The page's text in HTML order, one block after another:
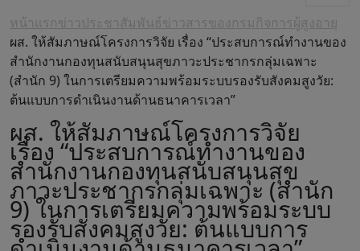
หน้าแรกข่าวประชาสัมพันธ์ข่าวสารของกรมกิจการผู้สูงอายุ
ผส. ให้สัมภาษณ์โครงการวิจัย เรื่อง “ประสบการณ์ทำงานของ
สำนักงานกองทุนสนับสนุนสุขภาวะประชากรกลุ่มเฉพาะ
(สำนัก 9) ในการเตรียมความพร้อมระบบรองรับสังคมสูงวัย:
ต้นแบบการดำเนินงานด้านธนาคารเวลา”
ผส. ให้สัมภาษณ์โครงการวิจัย
เรื่อง “ประสบการณ์ทำงานของ
สำนักงานกองทุนสนับสนุนสุข
ภาวะประชากรกลุ่มเฉพาะ (สำนัก
9) ในการเตรียมความพร้อมระบบ
รองรับสังคมสูงวัย: ต้นแบบการ